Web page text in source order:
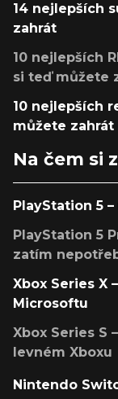
14 nejlepších
zahrát
10 nejlepších
si teď můžete
10 nejlepších
můžete zahrát
Na čem si
PlayStation 5
PlayStation 5
zatím
Xbox Series X
Microsoftu
Xbox Series S
levném Xboxu
Nintendo